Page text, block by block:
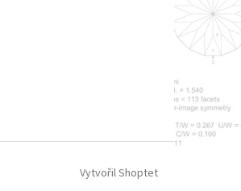
Vytvořil Shoptet